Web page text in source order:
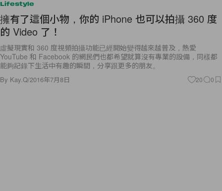
Lifestyle
擁有了這個小物，你的 iPhone 也可以拍攝 360 度
的 Video 了！
虛擬現實和 360 度視頻拍攝功能已經開始變得越來越普及，熱愛
YouTube 和 Facebook 的網民們也都希望就算沒有專業的設備，同樣都
能夠記錄下生活中有趣的瞬間，分享跟更多的朋友。
By Kay.Q/2016年7月8日 20 0